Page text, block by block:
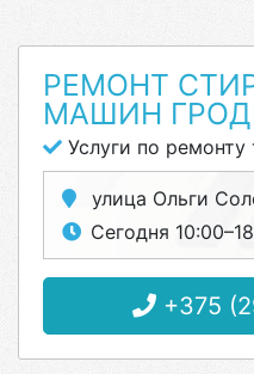
РЕМОНТ
МАШИН
Услуги по ремонту
улица Ольги
Сегодня
+375